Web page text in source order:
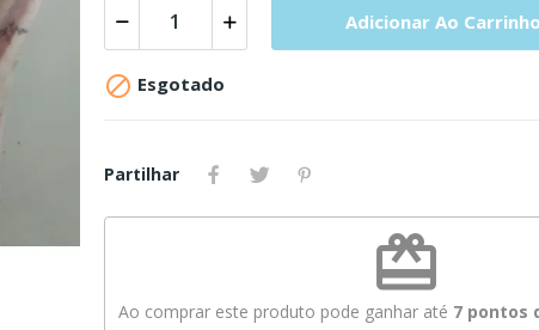
Adicionar Ao Carrinho
 Esgotado
Partilhar
redeem
Ao comprar este produto pode ganhar até 7pontos